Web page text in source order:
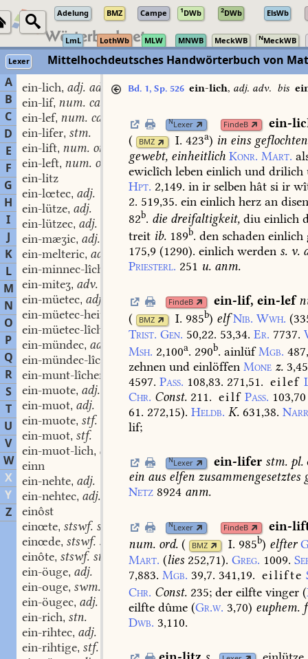
Adelung BMZ Campe 1DWb 2DWb ElsWb
LmL LothWb MLW MNWB MeckWB NMeckWB
Lexer
Mittelhochdeutsches Handwörterbuch von
A
B
C
D
E
F
G
H
I
J
K
L
M
N
O
P
Q
R
S
T
U
V
W
X
Y
Z
ein-lich, adj. adv.
ein-lif, num. card.
ein-lef, num. card.
ein-lifer, stm.
ein-lift, num. ord.
ein-left, num. ord.
ein-litz
ein-lœtec, adj.
ein-lütze, adj.
ein-lützec, adj.
ein-mæʒic, adj.
ein-melteric, adj.
ein-minnec-lîche
adv.
ein-miteʒ, adv.
ein-müetec, adj.
ein-müetec-heit
ein-müetec-lîche
adv.
ein-mündec, adj. adv.
ein-mündec-lîchen
adv.
ein-munt-lîchen
adv.
ein-muote, adj.
ein-muot, adj.
ein-muote, stf.
ein-muot, stf.
ein-muot-lich, adj.
einn
ein-nehte, adj.
ein-nehtec, adj.
einôst
einœte, stswf. stn.
einœde, stswf. stn.
einôte, stswf. stn.
ein-öuge, adj.
ein-ouge, swm.
ein-öugec, adj.
ein-rich, stn.
ein-rihtec, adj.
ein-rihtige, stf.
Bd. 1, Sp. 526 ein-lich, adj. adv. bis
NLexer FindeB
ein-
(
BMZ I. 423a) in eins geflochten
gewebt, einheitlich Konr. Mart.
ewiclîch leben einlich und drilich
Hpt. 2,149. in ir selben hât si ir
2. 519,35. ein einlich herz an
82b. die dreifaltigkeit, diu einlich
treit ib. 189b. den schaden einlich
175,9 (1290). einlich werden s. v.
Priesterl. 251 u. anm.
FindeB ein-lif, ein-lef
(
BMZ I. 985b) elf Nib. Wwh.
Trist. Gen. 50,22. 53,34. Er. 7737.
Msh. 2,100a. 290b. ainlüf Mgb.
zehnen und einlöffen Mone z.
4597. Pass. 108,83. 271,51. eilef
Chr. Const. 211. eilf Pass. 103,70
61. 272,15). Heldb. K. 631,38.
lif;
NLexer ein-lifer stm. pl.
ein aus elfen zusammengesetztes
Netz 8924 anm.
NLexer FindeB
ein-
num. ord. ( BMZ I. 985b) elfter
Mart. (lies 252,71). Greg. 1009.
7,883. Mgb. 39,7. 341,19. eilifte
Chr. Const. 235; der eilfte vinger (
eilfte dûme (Gr.w. 3,70) euphem.
Dwb. 3,110.